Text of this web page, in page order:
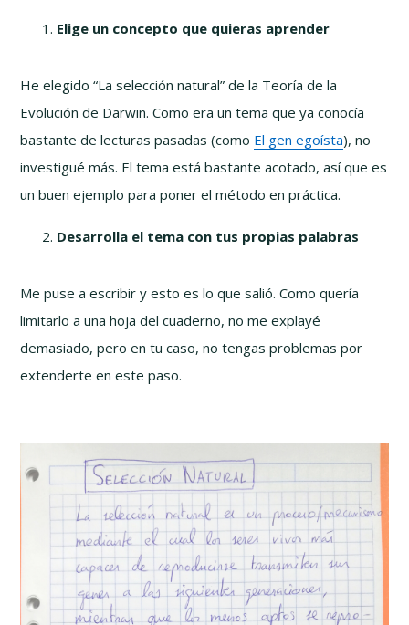
Elige un concepto que quieras aprender
He elegido “La selección natural” de la Teoría de la
Evolución de Darwin. Como era un tema que ya conocía
bastante de lecturas pasadas (como El gen egoísta), no
investigué más. El tema está bastante acotado, así que es
un buen ejemplo para poner el método en práctica.
Desarrolla el tema con tus propias palabras
Me puse a escribir y esto es lo que salió. Como quería
limitarlo a una hoja del cuaderno, no me explayé
demasiado, pero en tu caso, no tengas problemas por
extenderte en este paso.